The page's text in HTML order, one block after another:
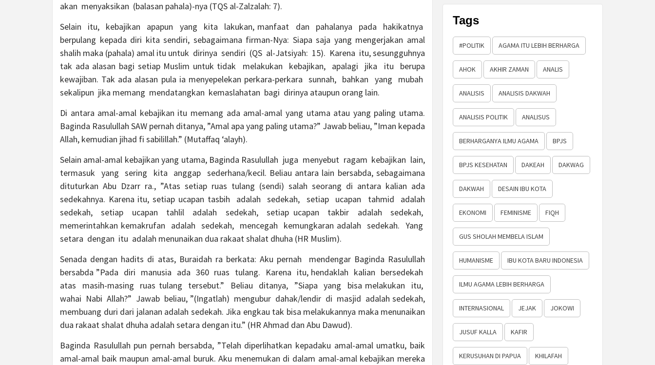
akan menyaksikan (balasan pahala)-nya (TQS al-Zalzalah: 7).
Selain itu, kebajikan apapun yang kita lakukan, manfaat dan pahalanya pada hakikatnya
berpulang kepada diri kita sendiri, sebagaimana firman-Nya: Siapa saja yang mengerjakan amal
shalih maka (pahala) amal itu untuk dirinya sendiri (QS al-Jatsiyah: 15). Karena itu, sesungguhnya
tak ada alasan bagi setiap Muslim untuk tidak melakukan kebajikan, apalagi jika itu berupa
kewajiban. Tak ada alasan pula ia menyepelekan perkara-perkara sunnah, bahkan yang mubah
sekalipun jika memang mendatangkan kemaslahatan bagi dirinya ataupun orang lain.
Di antara amal-amal kebajikan itu memang ada amal-amal yang utama atau yang paling utama.
Baginda Rasulullah SAW pernah ditanya, ”Amal apa yang paling utama?” Jawab beliau, ”Iman kepada
Allah, kemudian jihad fi sabilillah.” (Mutaffaq ‘alayh).
Selain amal-amal kebajikan yang utama, Baginda Rasulullah juga menyebut ragam kebajikan lain,
termasuk yang sering kita anggap sederhana/kecil. Beliau antara lain bersabda, sebagaimana
dituturkan Abu Dzarr ra., ”Atas setiap ruas tulang (sendi) salah seorang di antara kalian ada
sedekahnya. Karena itu, setiap ucapan tasbih adalah sedekah, setiap ucapan tahmid adalah
sedekah, setiap ucapan tahlil adalah sedekah, setiap ucapan takbir adalah sedekah,
memerintahkan kemakrufan adalah sedekah, mencegah kemungkaran adalah sedekah. Yang
setara dengan itu adalah menunaikan dua rakaat shalat dhuha (HR Muslim).
Senada dengan hadits di atas, Buraidah ra berkata: Aku pernah mendengar Baginda Rasulullah
bersabda ”Pada diri manusia ada 360 ruas tulang. Karena itu, hendaklah kalian bersedekah
atas masih-masing ruas tulang tersebut.” Beliau ditanya, ”Siapa yang bisa melakukan itu,
wahai Nabi Allah?” Jawab beliau, ”(Ingatlah) mengubur dahak/lendir di masjid adalah sedekah,
membuang duri dari jalanan adalah sedekah. Jika engkau tak bisa melakukannya maka menunaikan
dua rakaat shalat dhuha adalah setara dengan itu.” (HR Ahmad dan Abu Dawud).
Baginda Rasulullah pun pernah bersabda, ”Telah diperlihatkan kepadaku amal-amal umatku, baik
amal-amal baik maupun amal-amal buruk. Aku menemukan di dalam amal-amal kebajikan mereka
Tags
#POLITIK AGAMA ITU LEBIH BERHARGA
AHOK AKHIR ZAMAN ANALIS
ANALISIS ANALISIS DAKWAH
ANALISIS POLITIK ANALISUS
BERHARGANYA ILMU AGAMA BPJS
BPJS KESEHATAN DAKEAH DAKWAG
DAKWAH DESAIN IBU KOTA
EKONOMI FEMINISME FIQH
GUS SHOLAH MEMBELA ISLAM
HUMANISME IBU KOTA BARU INDONESIA
ILMU AGAMA LEBIH BERHARGA
INTERNASIONAL JEJAK JOKOWI
JUSUF KALLA KAFIR
KERUSUHAN DI PAPUA KHILAFAH